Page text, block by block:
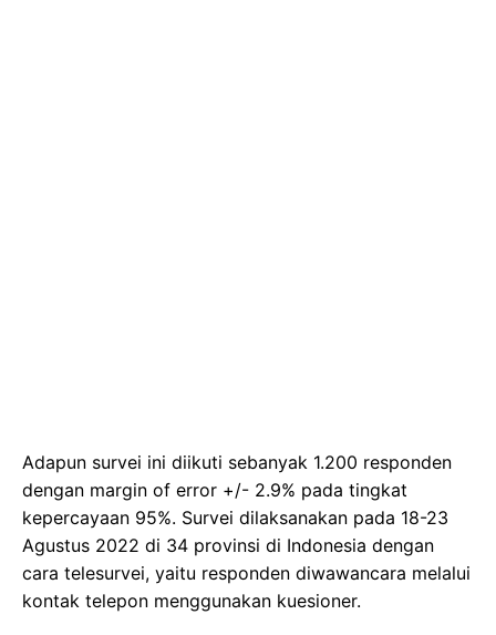
Adapun survei ini diikuti sebanyak 1.200 responden
dengan margin of error +/- 2.9% pada tingkat
kepercayaan 95%. Survei dilaksanakan pada 18-23
Agustus 2022 di 34 provinsi di Indonesia dengan
cara telesurvei, yaitu responden diwawancara melalui
kontak telepon menggunakan kuesioner.